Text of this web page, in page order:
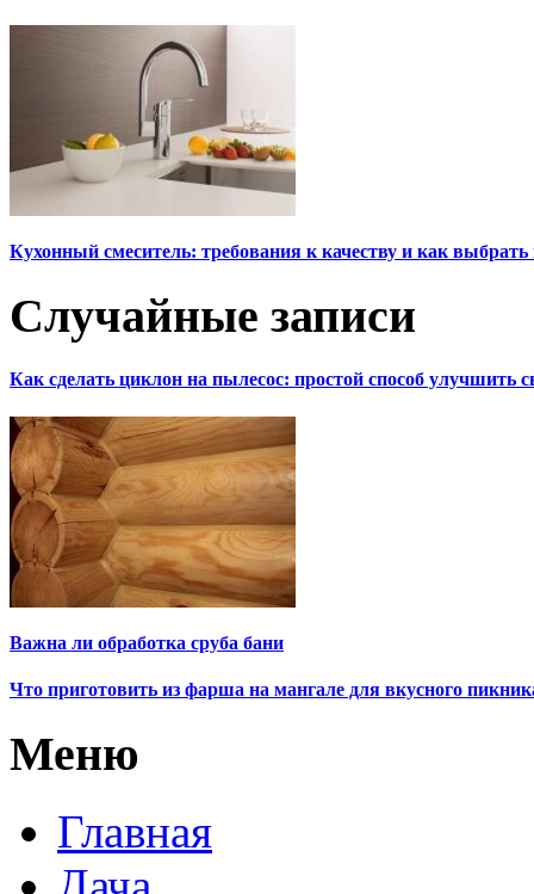
Кухонный смеситель: требования к качеству и как
Случайные записи
Как сделать циклон на пылесос: простой способ улучшить
Важна ли обработка сруба бани
Что приготовить из фарша на мангале для вкусного
Меню
Главная